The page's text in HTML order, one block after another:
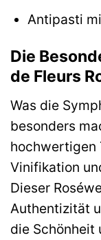
Antipasti
Die
de Fleurs
Was die
besonders
hochwertigen
Vinifikation
Dieser
Authentizität
die Schönheit